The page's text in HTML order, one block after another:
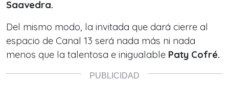
Saavedra.
Del mismo modo, la invitada que dará cierre al
espacio de Canal 13 será nada más ni nada
menos que la talentosa e inigualable Paty Cofré.